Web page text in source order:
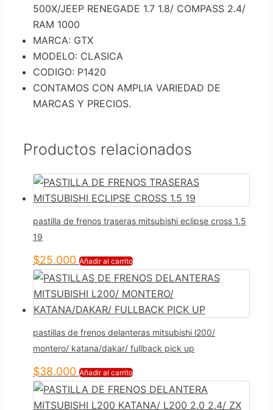
500X/JEEP RENEGADE 1.7 1.8/ COMPASS 2.4/
RAM 1000
MARCA: GTX
MODELO: CLASICA
CODIGO: P1420
CONTAMOS CON AMPLIA VARIEDAD DE
MARCAS Y PRECIOS.
Productos relacionados
pastilla de frenos traseras mitsubishi eclipse cross 1.5
19
$25.000 Añadir al carrito
pastillas de frenos delanteras mitsubishi l200/
montero/ katana/dakar/ fullback pick up
$38.000 Añadir al carrito